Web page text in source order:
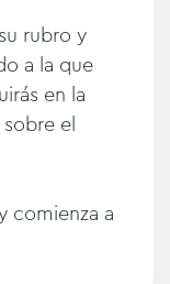
rubro y
a la que
en la
el
comienza a